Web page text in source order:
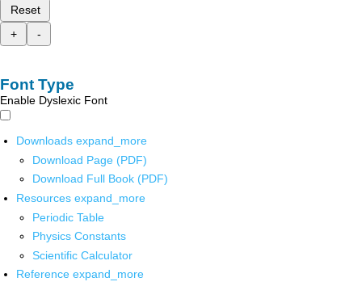
Reset
+
-
Font Type
Enable Dyslexic Font
Downloads expand_more
Download Page (PDF)
Download Full Book (PDF)
Resources expand_more
Periodic Table
Physics Constants
Scientific Calculator
Reference expand_more